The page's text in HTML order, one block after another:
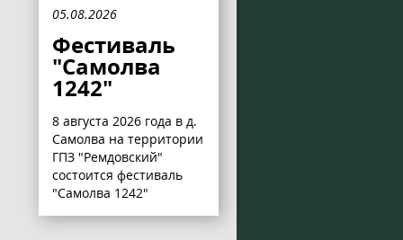
05.08.2026
Фестиваль
"Самолва
1242"
8 августа 2026 года в д.
Самолва на территории
ГПЗ "Ремдовский"
состоится фестиваль
"Самолва 1242"